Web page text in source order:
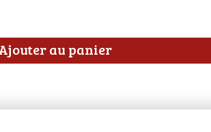
au panier